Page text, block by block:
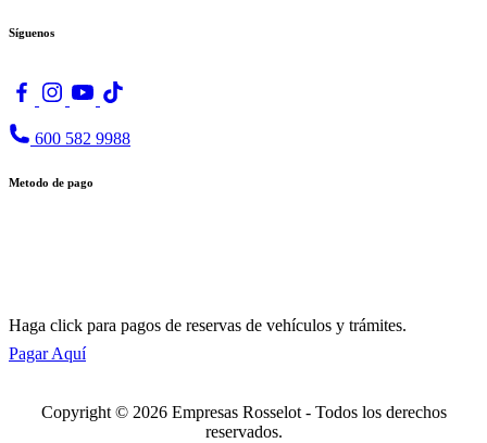
Síguenos
600 582 9988
Metodo de pago
Haga click para pagos de reservas de vehículos y trámites.
Pagar Aquí
Copyright © 2026 Empresas Rosselot - Todos los derechos
reservados.